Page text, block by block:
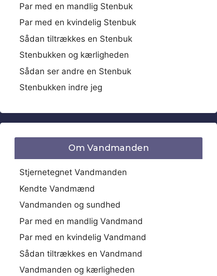
Par med en mandlig Stenbuk
Par med en kvindelig Stenbuk
Sådan tiltrækkes en Stenbuk
Stenbukken og kærligheden
Sådan ser andre en Stenbuk
Stenbukken indre jeg
Om Vandmanden
Stjernetegnet Vandmanden
Kendte Vandmænd
Vandmanden og sundhed
Par med en mandlig Vandmand
Par med en kvindelig Vandmand
Sådan tiltrækkes en Vandmand
Vandmanden og kærligheden